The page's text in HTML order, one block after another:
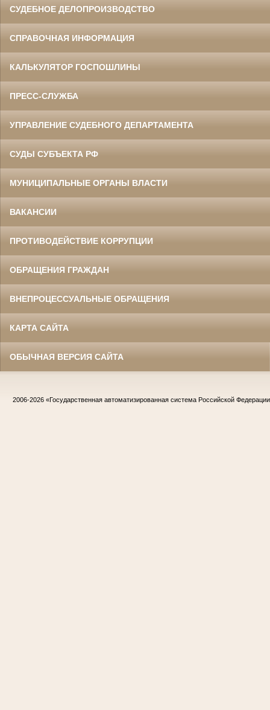
СУДЕБНОЕ ДЕЛОПРОИЗВОДСТВО
СПРАВОЧНАЯ ИНФОРМАЦИЯ
КАЛЬКУЛЯТОР ГОСПОШЛИНЫ
ПРЕСС-СЛУЖБА
УПРАВЛЕНИЕ СУДЕБНОГО ДЕПАРТАМЕНТА
СУДЫ СУБЪЕКТА РФ
МУНИЦИПАЛЬНЫЕ ОРГАНЫ ВЛАСТИ
ВАКАНСИИ
ПРОТИВОДЕЙСТВИЕ КОРРУПЦИИ
ОБРАЩЕНИЯ ГРАЖДАН
ВНЕПРОЦЕССУАЛЬНЫЕ ОБРАЩЕНИЯ
КАРТА САЙТА
ОБЫЧНАЯ ВЕРСИЯ САЙТА
2006-2026 «Государственная автоматизированная система Российской